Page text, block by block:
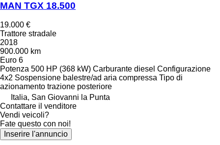
MAN TGX 18.500
19.000 €
Trattore stradale
2018
900.000 km
Euro 6
Potenza 500 HP (368 kW) Carburante diesel Configurazione
4x2 Sospensione balestre/ad aria compressa Tipo di
azionamento trazione posteriore
Italia, San Giovanni la Punta
Contattare il venditore
Vendi veicoli?
Fate questo con noi!
Inserire l'annuncio